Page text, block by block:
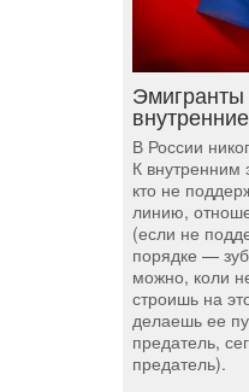
внутренние
В России
К внутренним
кто не
линию,
(если не
порядке —
можно, коли
строишь на
делаешь ее
предатель,
предатель).